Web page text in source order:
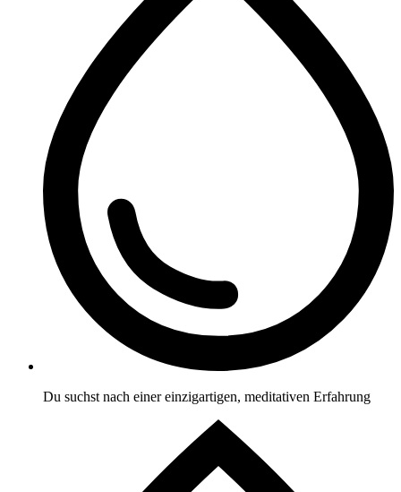
Du suchst nach einer einzigartigen, meditativen Erfahrung